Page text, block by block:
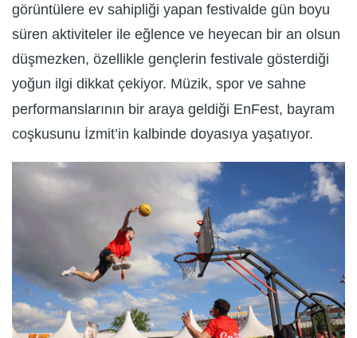
görüntülere ev sahipliği yapan festivalde gün boyu
süren aktiviteler ile eğlence ve heyecan bir an olsun
düşmezken, özellikle gençlerin festivale gösterdiği
yoğun ilgi dikkat çekiyor. Müzik, spor ve sahne
performanslarının bir araya geldiği EnFest, bayram
coşkusunu İzmit’in kalbinde doyasıya yaşatıyor.